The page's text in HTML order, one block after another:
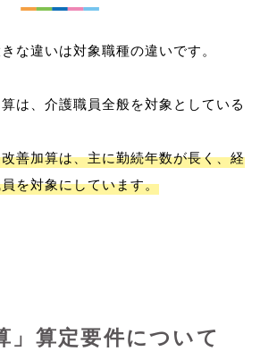
な違いは対象職種の違いです。
は、介護職員全般を対象としている
善加算は、主に勤続年数が長く、経
を対象にしています。
」算定要件について